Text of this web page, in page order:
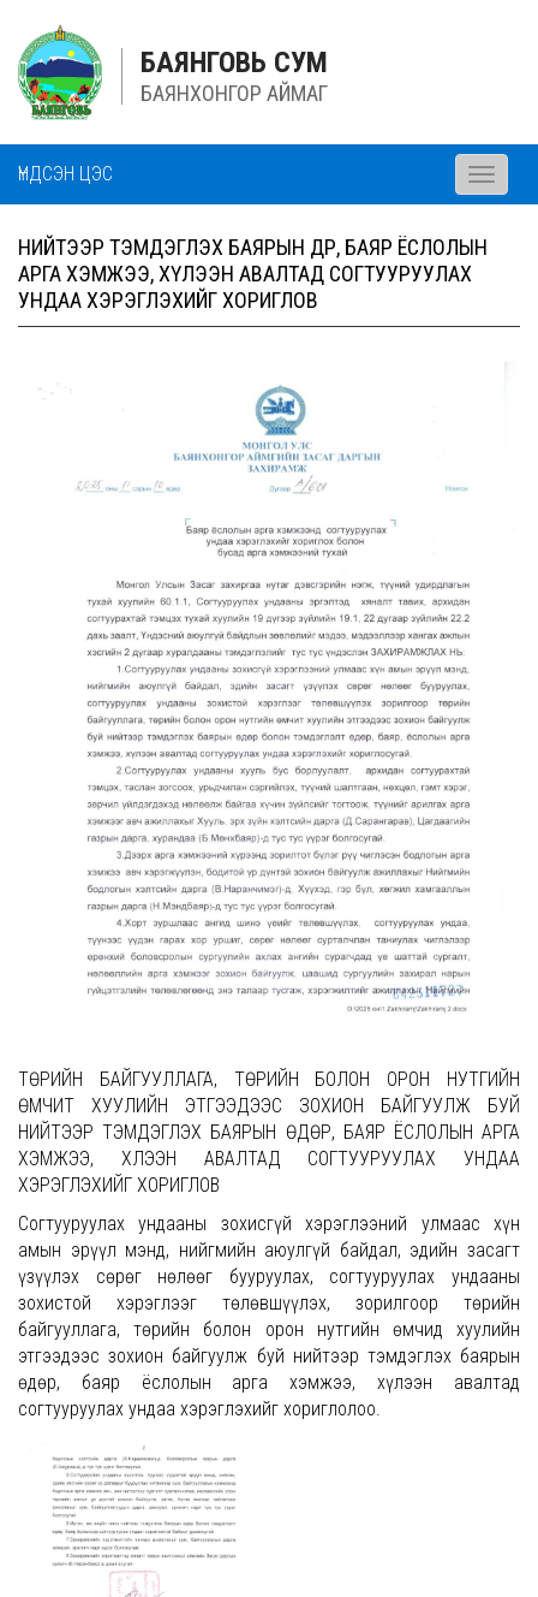
БАЯНГОВЬ СУМ
БАЯНХОНГОР АЙМАГ
ҮНДСЭН ЦЭС
Toggle
НИЙТЭЭР ТЭМДЭГЛЭХ БАЯРЫН ӨДӨР, БАЯР ЁСЛОЛЫН
АРГА ХЭМЖЭЭ, ХҮЛЭЭН АВАЛТАД СОГТУУРУУЛАХ
УНДАА ХЭРЭГЛЭХИЙГ ХОРИГЛОВ
ТӨРИЙН БАЙГУУЛЛАГА, ТӨРИЙН БОЛОН ОРОН НУТГИЙН
ӨМЧИТ ХУУЛИЙН ЭТГЭЭДЭЭС ЗОХИОН БАЙГУУЛЖ БУЙ
НИЙТЭЭР ТЭМДЭГЛЭХ БАЯРЫН ӨДӨР, БАЯР ЁСЛОЛЫН АРГА
ХЭМЖЭЭ, ХҮЛЭЭН АВАЛТАД СОГТУУРУУЛАХ УНДАА
ХЭРЭГЛЭХИЙГ ХОРИГЛОВ
Согтууруулах ундааны зохисгүй хэрэглээний улмаас хүн
амын эрүүл мэнд, нийгмийн аюулгүй байдал, эдийн засагт
үзүүлэх сөрөг нөлөөг бууруулах, согтууруулах ундааны
зохистой хэрэглээг төлөвшүүлэх, зорилгоор төрийн
байгууллага, төрийн болон орон нутгийн өмчид хуулийн
этгээдээс зохион байгуулж буй нийтээр тэмдэглэх баярын
өдөр, баяр ёслолын арга хэмжээ, хүлээн авалтад
согтууруулах ундаа хэрэглэхийг хориглолоо.